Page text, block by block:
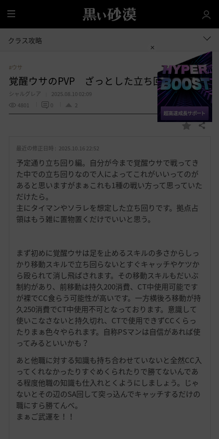
全
体
クラス攻略
#ウサ
覚醒ウサのPVP ざっとした立ち回り編
シャルグレア
2025.08.10 02:09
4801
0 2
お
入
り
共有する
最近の修正日時 : 2025.10.16 22:52
予定通り立ち回り編。自分が今まで覚醒ウサで戦ってき
た中での立ち回りなので人によってこれがいいってのが
あると思いますがまぁこれも1種の戦い方って思っていた
だけたら。
主にタイマンやソラレを想定した立ち回りです。拠点占
領はもう雑に置物置くだけでいいと思う。
まず初めに覚醒ウサは足を止めるスキルの多さからしっ
かり移動スキルで立ち回らないとすぐキャッチやケツか
ら殴られて消し飛ばされます。その移動スキルもだいぶ
制約があり、前移動は持久200消費、CT中使用可能です
が裸でCC食らう可能性が高いです。一方横後ろ移動が持
久250消費でCT中使用不可となっております。意識して
使いこなさないと持久切れ、CTで使用できずCCくらっ
たりまぁ色々やられます。自称PSマンは自信があれば使
ってみるといいかも？
あと他職に対する知識も持ち合わせていないと全然CC入
ってくれなかったりすぐめくられたりで勝てないんであ
る程度他職の知識も仕入れとくようにしましょう。じゃ
ないとその辺のSA回して突っ込んでキャッチするだけの
職にすら勝てんべ。
まぁご武運を！！